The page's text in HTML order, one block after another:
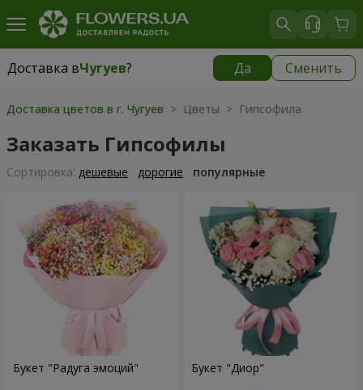
Доставка вЧугуев? Да Сменить
Доставка вЧугуев|
Доставка цветов в г. Чугуев > Цветы > Гипсофила
Заказать Гипсофилы
Cортировка: дешевые дорогие популярные
Букет "Радуга эмоций" Букет "Диор"